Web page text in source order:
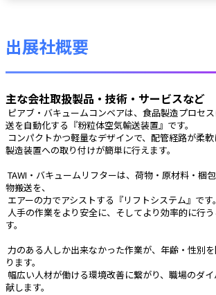
出展社概要
主な会社取扱製品・技術・サービスなど
送を自動化する『粉粒体空気輸送装置』です。
製造装置への取り付けが簡単に行えます。
物搬送を、
エアーの力でアシストする『リフトシステム』です。
す。
ります。
献します。